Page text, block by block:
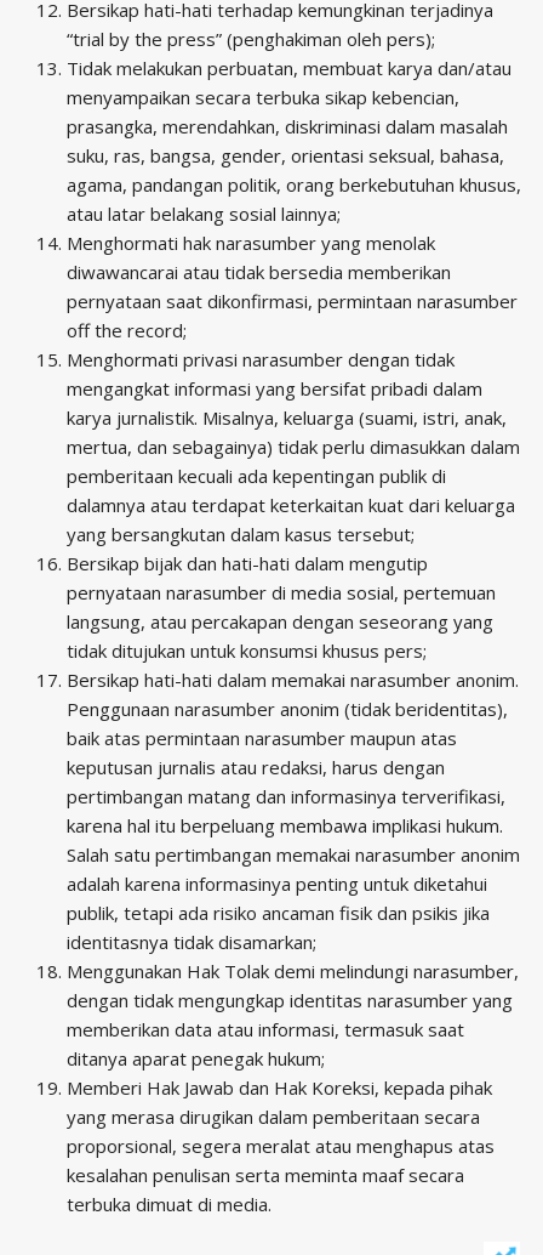
Bersikap hati-hati terhadap kemungkinan terjadinya
“trial by the press” (penghakiman oleh pers);
Tidak melakukan perbuatan, membuat karya dan/atau
menyampaikan secara terbuka sikap kebencian,
prasangka, merendahkan, diskriminasi dalam masalah
suku, ras, bangsa, gender, orientasi seksual, bahasa,
agama, pandangan politik, orang berkebutuhan khusus,
atau latar belakang sosial lainnya;
Menghormati hak narasumber yang menolak
diwawancarai atau tidak bersedia memberikan
pernyataan saat dikonfirmasi, permintaan narasumber
off the record;
Menghormati privasi narasumber dengan tidak
mengangkat informasi yang bersifat pribadi dalam
karya jurnalistik. Misalnya, keluarga (suami, istri, anak,
mertua, dan sebagainya) tidak perlu dimasukkan dalam
pemberitaan kecuali ada kepentingan publik di
dalamnya atau terdapat keterkaitan kuat dari keluarga
yang bersangkutan dalam kasus tersebut;
Bersikap bijak dan hati-hati dalam mengutip
pernyataan narasumber di media sosial, pertemuan
langsung, atau percakapan dengan seseorang yang
tidak ditujukan untuk konsumsi khusus pers;
Bersikap hati-hati dalam memakai narasumber anonim.
Penggunaan narasumber anonim (tidak beridentitas),
baik atas permintaan narasumber maupun atas
keputusan jurnalis atau redaksi, harus dengan
pertimbangan matang dan informasinya terverifikasi,
karena hal itu berpeluang membawa implikasi hukum.
Salah satu pertimbangan memakai narasumber anonim
adalah karena informasinya penting untuk diketahui
publik, tetapi ada risiko ancaman fisik dan psikis jika
identitasnya tidak disamarkan;
Menggunakan Hak Tolak demi melindungi narasumber,
dengan tidak mengungkap identitas narasumber yang
memberikan data atau informasi, termasuk saat
ditanya aparat penegak hukum;
Memberi Hak Jawab dan Hak Koreksi, kepada pihak
yang merasa dirugikan dalam pemberitaan secara
proporsional, segera meralat atau menghapus atas
kesalahan penulisan serta meminta maaf secara
terbuka dimuat di media.